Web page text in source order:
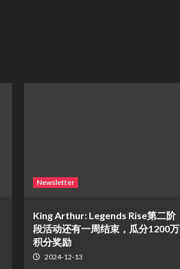
Newsletter
King Arthur: Legends Rise第二阶
段活动还有一周结束，瓜分1200万
积分奖励
2024-12-13